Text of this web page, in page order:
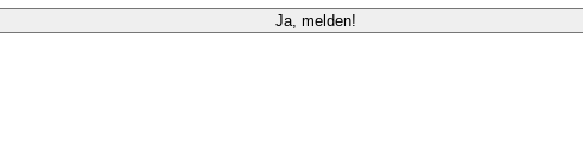
Ja, melden!